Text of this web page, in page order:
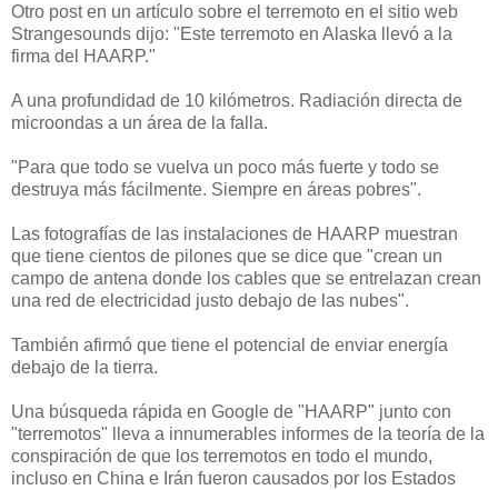
Otro post en un artículo sobre el terremoto en el sitio web
Strangesounds dijo: "Este terremoto en Alaska llevó a la
firma del HAARP."
A una profundidad de 10 kilómetros. Radiación directa de
microondas a un área de la falla.
"Para que todo se vuelva un poco más fuerte y todo se
destruya más fácilmente. Siempre en áreas pobres".
Las fotografías de las instalaciones de HAARP muestran
que tiene cientos de pilones que se dice que "crean un
campo de antena donde los cables que se entrelazan crean
una red de electricidad justo debajo de las nubes".
También afirmó que tiene el potencial de enviar energía
debajo de la tierra.
Una búsqueda rápida en Google de "HAARP" junto con
"terremotos" lleva a innumerables informes de la teoría de la
conspiración de que los terremotos en todo el mundo,
incluso en China e Irán fueron causados por los Estados